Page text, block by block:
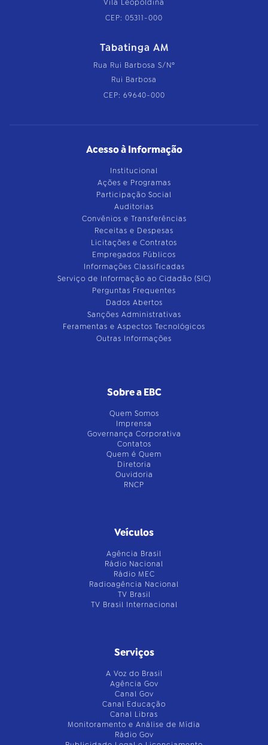
Vila Leopoldina
CEP: 05311-000
Tabatinga AM
Rua Rui Barbosa S/Nº
Rui Barbosa
CEP: 69640-000
Acesso à Informação
Institucional
Ações e Programas
Participação Social
Auditorias
Convênios e Transferências
Receitas e Despesas
Licitações e Contratos
Empregados Públicos
Informações Classificadas
Serviço de Informação ao Cidadão (SIC)
Perguntas Frequentes
Dados Abertos
Sanções Administrativas
Feramentas e Aspectos Tecnológicos
Outras Informações
Sobre a EBC
Quem Somos
Imprensa
Governança Corporativa
Contatos
Quem é Quem
Diretoria
Ouvidoria
RNCP
Veículos
Agência Brasil
Rádio Nacional
Rádio MEC
Radioagência Nacional
TV Brasil
TV Brasil Internacional
Serviços
A Voz do Brasil
Agência Gov
Canal Gov
Canal Educação
Canal Libras
Monitoramento e Análise de Mídia
Rádio Gov